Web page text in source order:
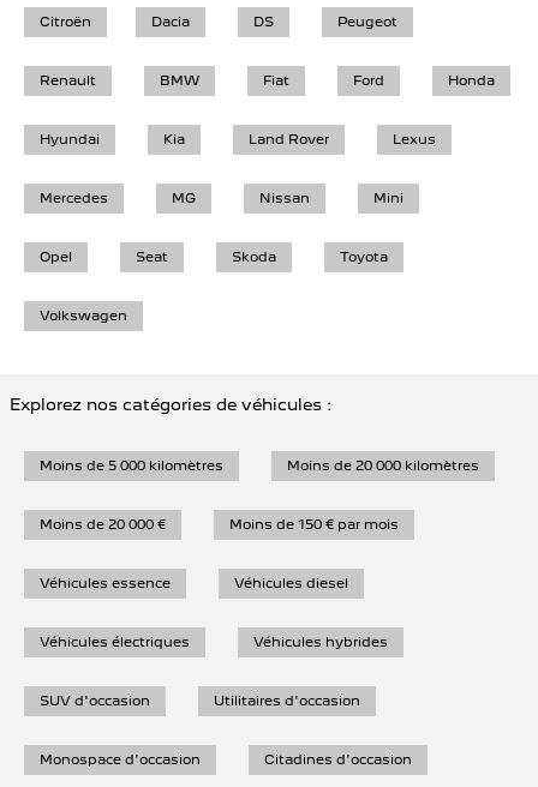
Citroën Dacia DS Peugeot
Renault BMW Fiat Ford Honda
Hyundai Kia Land Rover Lexus
Mercedes MG Nissan Mini
Opel Seat Skoda Toyota
Volkswagen
Explorez nos catégories de véhicules :
Moins de 5 000 kilomètres Moins de 20 000 kilomètres
Moins de 20 000 € Moins de 150 € par mois
Véhicules essence Véhicules diesel
Véhicules électriques Véhicules hybrides
SUV d'occasion Utilitaires d'occasion
Monospace d'occasion Citadines d'occasion